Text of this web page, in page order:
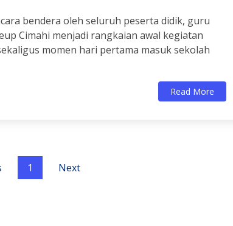
bendera oleh seluruh peserta didik, guru
Cimahi menjadi rangkaian awal kegiatan
momen hari pertama masuk sekolah
Read More
1 Next